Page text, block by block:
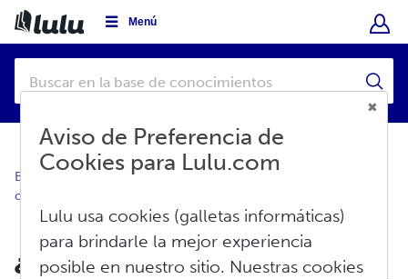
Menú
Base de conocimientos
creación
¿Cómo reviso mi libro publicado?
Aviso de Preferencia de
Cookies para Lulu.com
Lulu usa cookies (galletas informáticas)
para brindarle la mejor experiencia
posible en nuestro sitio. Nuestras cookies